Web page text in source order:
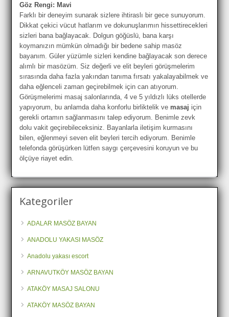
Göz Rengi: Mavi
Farklı bir deneyim sunarak sizlere ihtiraslı bir gece sunuyorum.
Dikkat çekici vücut hatlarım ve dokunuşlarımın hissettirecekleri
sizleri bana bağlayacak. Dolgun göğüslü, bana karşı
koymanızın mümkün olmadığı bir bedene sahip masöz
bayanım. Güler yüzümle sizleri kendine bağlayacak son derece
alımlı bir masözüm. Siz değerli ve elit beyleri görüşmelerim
sırasında daha fazla yakından tanıma fırsatı yakalayabilmek ve
daha eğlenceli zaman geçirebilmek için can atıyorum.
Görüşmelerimi masaj salonlarında, 4 ve 5 yıldızlı lüks otellerde
yapıyorum, bu anlamda daha konforlu birliktelik ve masaj için
gerekli ortamın sağlanmasını talep ediyorum. Benimle zevk
dolu vakit geçirebileceksiniz. Bayanlarla iletişim kurmasını
bilen, eğlenmeyi seven elit beyleri tercih ediyorum. Benimle
telefonda görüşürken lütfen saygı çerçevesini koruyun ve bu
ölçüye riayet edin.
Kategoriler
ADALAR MASÖZ BAYAN
ANADOLU YAKASI MASÖZ
Anadolu yakası escort
ARNAVUTKÖY MASÖZ BAYAN
ATAKÖY MASAJ SALONU
ATAKÖY MASÖZ BAYAN